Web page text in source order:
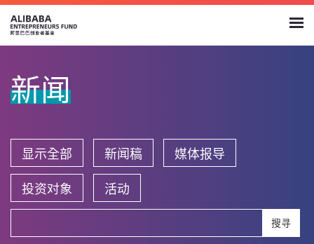
新闻
显示全部 新闻稿 媒体报导
投资对象 活动
搜寻